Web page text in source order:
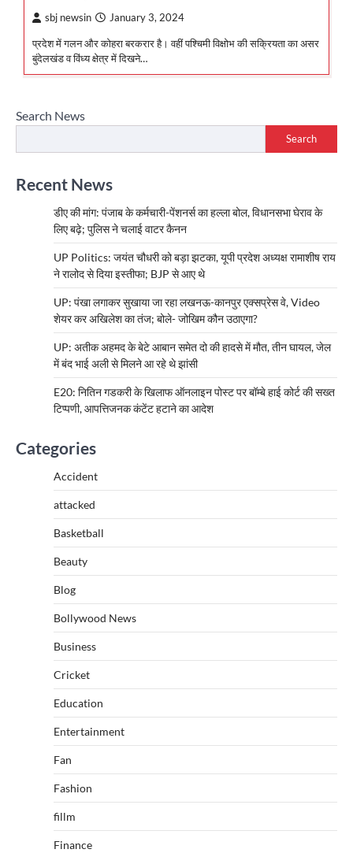
sbj newsin January 3, 2024
प्रदेश में गलन और कोहरा बरकरार है। वहीं पश्चिमी विक्षोभ की सक्रियता का असर
बुंदेलखंड व विंध्य क्षेत्र में दिखने…
Search News
Search
Recent News
डीए की मांग: पंजाब के कर्मचारी-पेंशनर्स का हल्ला बोल, विधानसभा घेराव के
लिए बढ़े; पुलिस ने चलाई वाटर कैनन
UP Politics: जयंत चौधरी को बड़ा झटका, यूपी प्रदेश अध्यक्ष रामाशीष राय
ने रालोद से दिया इस्तीफा; BJP से आए थे
UP: पंखा लगाकर सुखाया जा रहा लखनऊ-कानपुर एक्सप्रेस वे, Video
शेयर कर अखिलेश का तंज; बोले- जोखिम कौन उठाएगा?
UP: अतीक अहमद के बेटे आबान समेत दो की हादसे में मौत, तीन घायल, जेल
में बंद भाई अली से मिलने आ रहे थे झांसी
E20: नितिन गडकरी के खिलाफ ऑनलाइन पोस्ट पर बॉम्बे हाई कोर्ट की सख्त
टिप्पणी, आपत्तिजनक कंटेंट हटाने का आदेश
Categories
Accident
attacked
Basketball
Beauty
Blog
Bollywood News
Business
Cricket
Education
Entertainment
Fan
Fashion
fillm
Finance